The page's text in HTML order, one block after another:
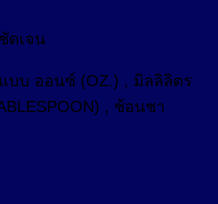
ดเจน
บบ ออนซ์ (OZ.) , มิลลิลิตร
, ช้อนชา